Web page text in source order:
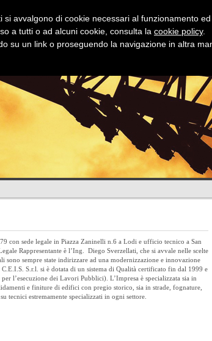
con sede legale in Piazza Zaninelli n.6 a Lodi e ufficio tecnico a San
Rappresentante è l’Ing. Diego Sverzellati, che si avvale nelle scelte
sempre state indirizzare ad una modernizzazione e innovazione
S.r.l. si è dotata di un sistema di Qualità certificato fin dal 1999 e
l’esecuzione dei Lavori Pubblici). L’Impresa è specializzata sia in
e finiture di edifici con pregio storico, sia in strade, fognature,
tecnici estremamente specializzati in ogni settore.
avvalgono di cookie necessari al funzionamento
a tutti o ad alcuni cookie, consulta la cookie policy.
su un link o proseguendo la navigazione in altra